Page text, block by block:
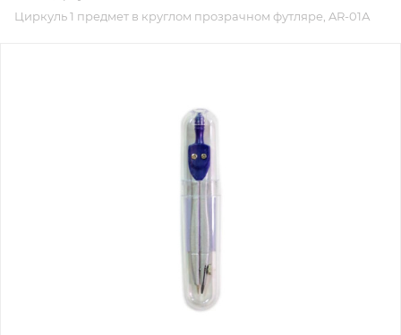
Циркуль 1 предмет в круглом прозрачном футляре, AR-01А